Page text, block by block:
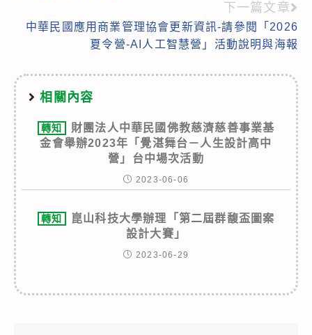
下一篇文章
中華民國應用商業管理協會更新資訊-請參閱「2026
夏令營-AI人工智慧營」活動說明與海報
相關內容
轉知
財團法人中華民國佛教慈濟慈善事業基
金會舉辦2023年「覺湛舞台－人生設計高中
營」台中場次活動
2023-06-06
轉知
崑山科技大學辦理「第二屆群馥盃圖案
設計大賽」
2023-06-29